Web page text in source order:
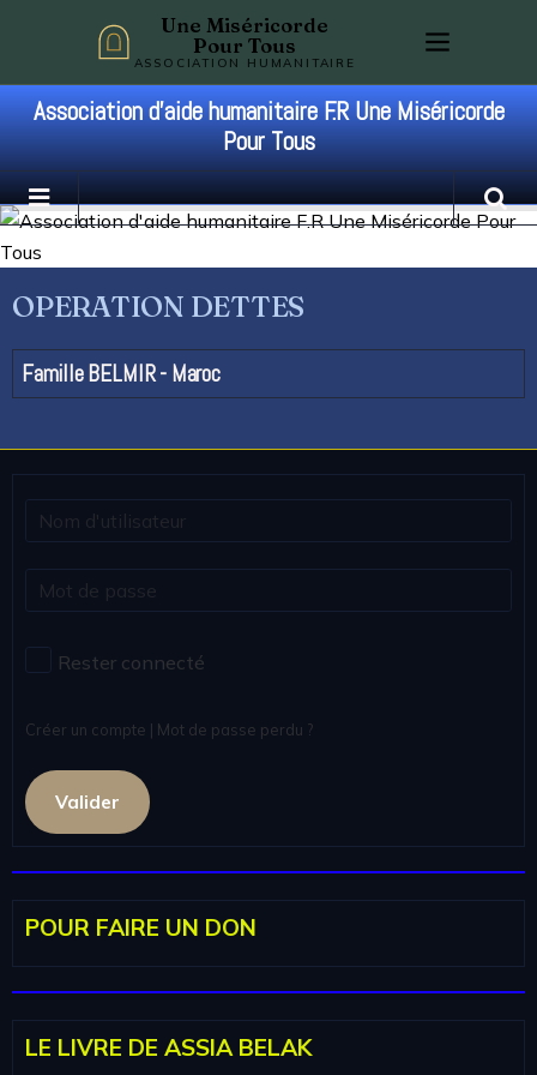
Une Miséricorde
Pour Tous
ASSOCIATION HUMANITAIRE
Association d'aide humanitaire F.R Une Miséricorde
Pour Tous
OPERATION DETTES
Famille BELMIR - Maroc
Rester connecté
Créer un compte | Mot de passe perdu ?
Valider
POUR FAIRE UN DON
LE LIVRE DE ASSIA BELAK